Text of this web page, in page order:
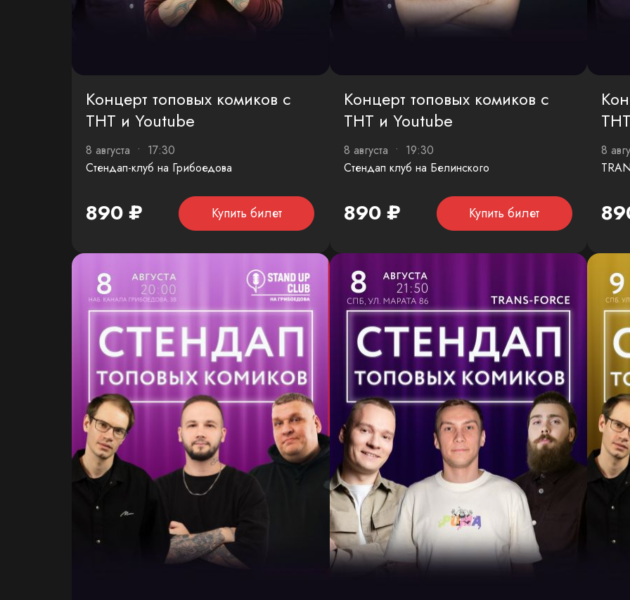
Концерт топовых комиков с
ТНТ и Youtube
8 августа • 17:30
Стендап-клуб на Грибоедова
890 ₽ Купить билет
Концерт топовых комиков с
ТНТ и Youtube
8 августа • 19:30
Стендап клуб на Белинского
890 ₽ Купить билет
8